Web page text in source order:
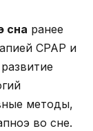
сна ранее
CPAP и
методы,
во сне.